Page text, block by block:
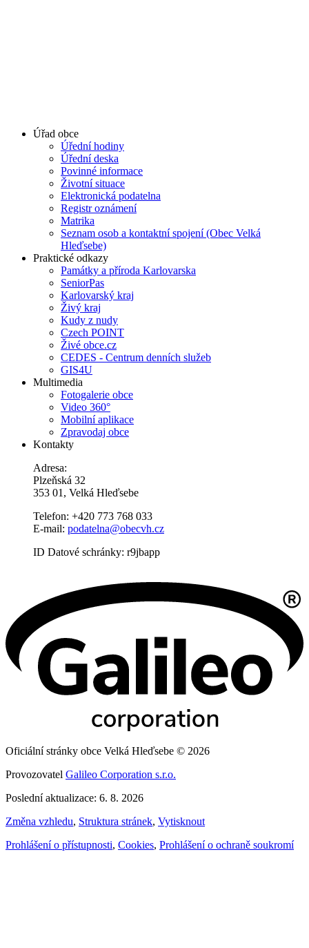
Úřad obce
Úřední hodiny
Úřední deska
Povinné informace
Životní situace
Elektronická podatelna
Registr oznámení
Matrika
Seznam osob a kontaktní spojení (Obec Velká
Hleďsebe)
Praktické odkazy
Památky a příroda Karlovarska
SeniorPas
Karlovarský kraj
Živý kraj
Kudy z nudy
Czech POINT
Živé obce.cz
CEDES - Centrum denních služeb
GIS4U
Multimedia
Fotogalerie obce
Video 360°
Mobilní aplikace
Zpravodaj obce
Kontakty
Adresa:
Plzeňská 32
353 01, Velká Hleďsebe
Telefon: +420 773 768 033
E-mail: podatelna@obecvh.cz
ID Datové schránky: r9jbapp
Oficiální stránky obce Velká Hleďsebe © 2026
Provozovatel Galileo Corporation s.r.o.
Poslední aktualizace: 6. 8. 2026
Změna vzhledu, Struktura stránek, Vytisknout
Prohlášení o přístupnosti, Cookies, Prohlášení o ochraně soukromí